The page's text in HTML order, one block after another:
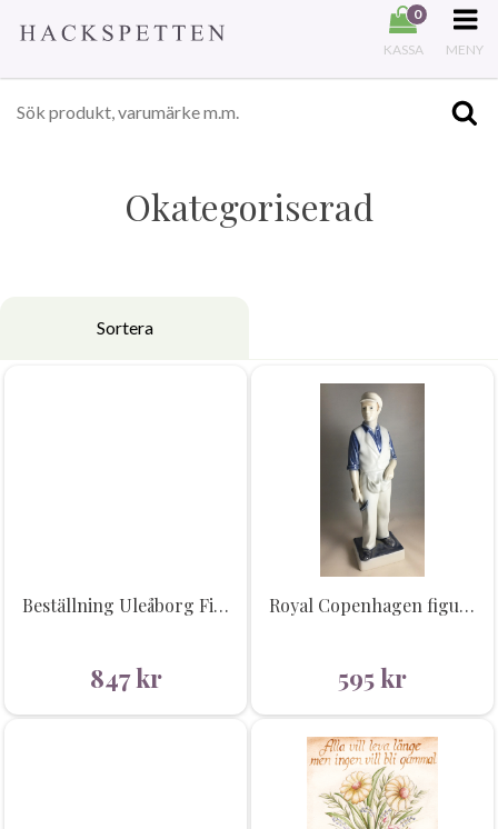
0
KASSA MENY
Okategoriserad
Sortera
Beställning Uleåborg Finland
847kr
Royal Copenhagen figurin, snickare
595kr